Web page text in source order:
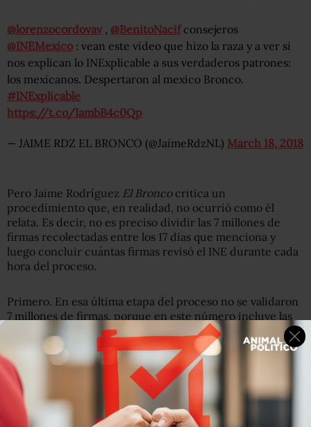
@lorenzocordovav , @BenitoNacifconsejeros
@INEMexico : vean este vídeo que hizo la raza y a ver si
nos explican lo INExplicable a sus verdaderos patrones:
los mexicanos. Despertaron al mexico Bronco.
#INExplicable
https://t.co/IambB4c0Qp
— JAIME RDZ EL BRONCO (@JaimeRdzNL) March 18, 2018
Pero Jaime Rodríguez El Broncocritica un
procedimiento que, en realidad, no ocurrió como él
relata. Es decir, no es preciso dividir las 7 millones de
firmas recolectadas entre los 17 días que menciona y
luego concluir cuántas firmas revisó el INE durante cada
hora del proceso.
Primero. En esa última etapa del proceso no se validaron
7 millones de firmas, porque en este número incluye las
que entregaron los aspirantes que no lograron reunir las
firmas que marca la ley.